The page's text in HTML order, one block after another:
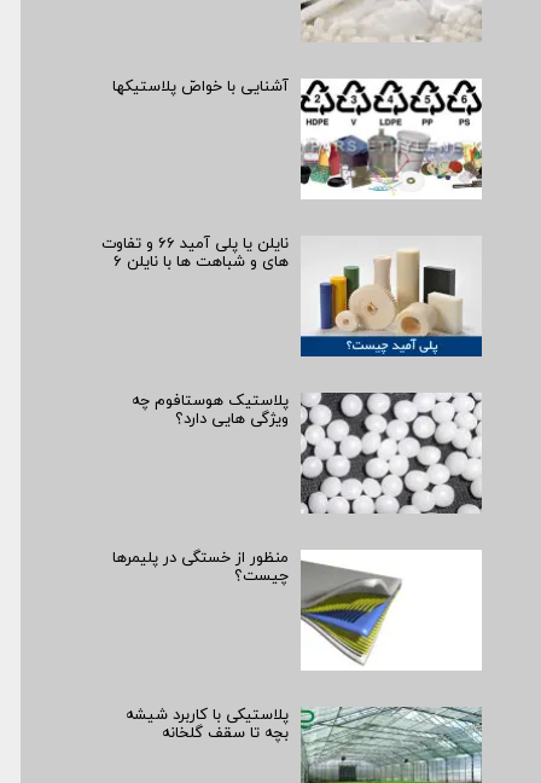
آشنایی با خواصّ پلاستیک­ها
نایلن یا پلی آمید ۶۶ و تفاوت
های و شباهت ها با نایلن ۶
پلاستیک هوستافوم چه
ویژگی هایی دارد؟
منظور از خستگی در پلیمرها
چیست؟
پلاستیکی با کاربرد شیشه
بچه تا سقف گلخانه